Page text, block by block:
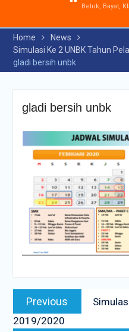
Beluk, Bayat,
Home
News
Simulasi Ke 2 UNBK Tahun
gladi bersih unbk
gladi bersih unbk
Navigasi
posPrevious
post:
2019/2020